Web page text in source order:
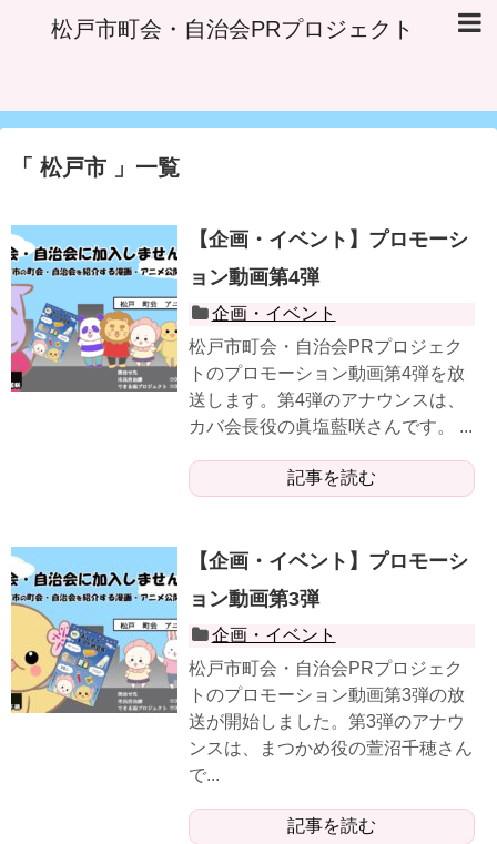
松戸市町会・自治会PRプロジェクト
松戸市 一覧
【企画・イベント】プロモーシ
ョン動画第4弾
企画・イベント
松戸市町会・自治会PRプロジェク
トのプロモーション動画第4弾を放
送します。第4弾のアナウンスは、
カバ会長役の眞塩藍咲さんです。 ...
記事を読む
【企画・イベント】プロモーシ
ョン動画第3弾
企画・イベント
松戸市町会・自治会PRプロジェク
トのプロモーション動画第3弾の放
送が開始しました。第3弾のアナウ
ンスは、まつかめ役の萱沼千穂さん
で...
記事を読む